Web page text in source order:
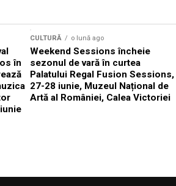
în
CULTURĂ o lună ago
Weekend Sessions încheie
sezonul de vară în curtea
Palatului Regal Fusion Sessions,
27-28 iunie, Muzeul Național de
Artă al României, Calea Victoriei